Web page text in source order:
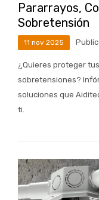
Pararrayos,
Sobretensión
11 nov 2025
¿Quieres proteger
sobretensiones?
soluciones que
ti.